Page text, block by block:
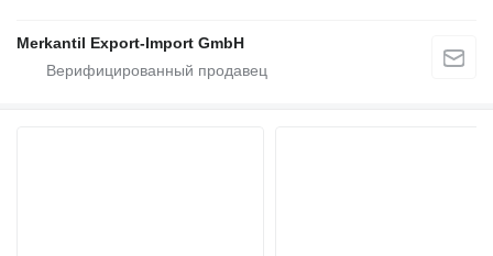
Merkantil Export-Import GmbH